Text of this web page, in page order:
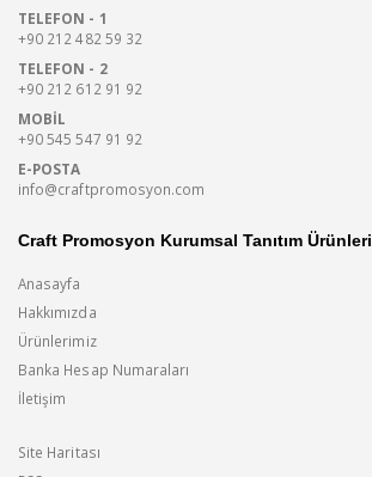
TELEFON - 1
+90 212 482 59 32
TELEFON - 2
+90 212 612 91 92
MOBIL
+90 545 547 91 92
E-POSTA
info@craftpromosyon.com
Craft Promosyon Kurumsal Tanıtım Ürünleri
Anasayfa
Hakkımızda
Ürünlerimiz
Banka Hesap Numaraları
İletişim
Site Haritası